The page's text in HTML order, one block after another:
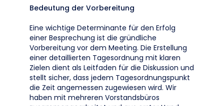
Bedeutung der Vorbereitung
Eine wichtige Determinante für den Erfolg
einer Besprechung ist die gründliche
Vorbereitung vor dem Meeting. Die Erstellung
einer detaillierten Tagesordnung mit klaren
Zielen dient als Leitfaden für die Diskussion und
stellt sicher, dass jedem Tagesordnungspunkt
die Zeit angemessen zugewiesen wird. Wir
haben mit mehreren Vorstandsbüros